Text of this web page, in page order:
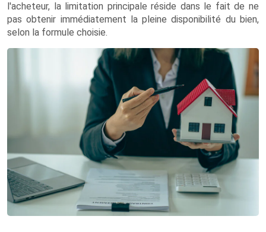
l'acheteur, la limitation principale réside dans le fait de ne
pas obtenir immédiatement la pleine disponibilité du bien,
selon la formule choisie.